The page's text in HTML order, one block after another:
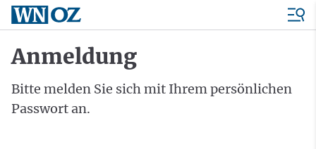
Anmeldung
Bitte melden Sie sich mit Ihrem persönlichen
Passwort an.